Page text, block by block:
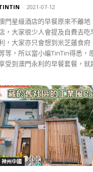
- 2021-07-12
門星級酒店的早餐原來不離
，大家很少人會提及自費去
，大家亦只會想到米芝蓮食
等，所以當小編TinTin得悉，
受到澳門永利的早餐套餐，就
神州中國